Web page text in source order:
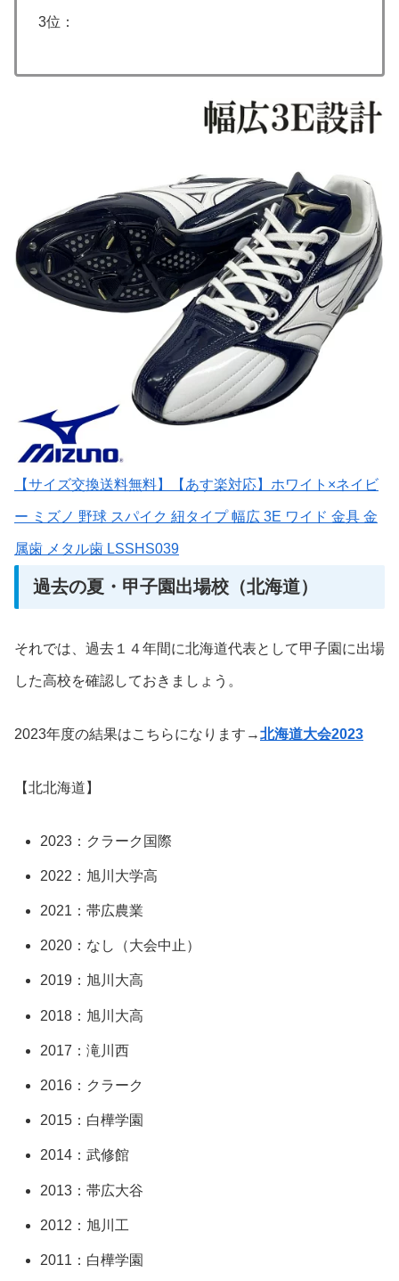
3位：
【サイズ交換送料無料】【あす楽対応】ホワイト×ネイビ
ー ミズノ 野球 スパイク 紐タイプ 幅広 3E ワイド 金具 金
属歯 メタル歯 LSSHS039
過去の夏・甲子園出場校（北海道）
それでは、過去１４年間に北海道代表として甲子園に出場
した高校を確認しておきましょう。
2023年度の結果はこちらになります→北海道大会2023
【北北海道】
2023：クラーク国際
2022：旭川大学高
2021：帯広農業
2020：なし（大会中止）
2019：旭川大高
2018：旭川大高
2017：滝川西
2016：クラーク
2015：白樺学園
2014：武修館
2013：帯広大谷
2012：旭川工
2011：白樺学園